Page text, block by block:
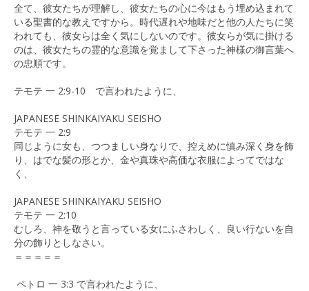
全て、彼女たちが理解し、彼女たちの心に今はもう埋め込まれて
いる聖書的な教えですから。時代遅れや地味だと他の人たちに笑
われても、彼女らは全く気にしないのです。彼女らが気に掛ける
のは、彼女たちの霊的な意識を覚まして下さった神様の御言葉へ
の忠順です。
テモテ 一 2:9-10 で言われたように、
JAPANESE SHINKAIYAKU SEISHO
テモテ 一 2:9
同じように女も、つつましい身なりで、控えめに慎み深く身を飾
り、はでな髪の形とか、金や真珠や高価な衣服によってではな
く、
JAPANESE SHINKAIYAKU SEISHO
テモテ 一 2:10
むしろ、神を敬うと言っている女にふさわしく、良い行ないを自
分の飾りとしなさい。
＝＝＝＝＝
ペトロ 一 3:3 で言われたように、